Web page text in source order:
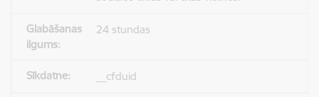
24 stundas
__cfduid